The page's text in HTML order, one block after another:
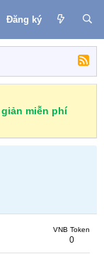
Đăng ký
miễn phí
VNB Token
0